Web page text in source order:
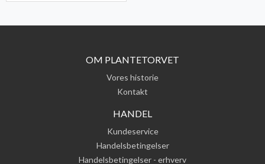
OM PLANTETORVET
Vores historie
Kontakt
HANDEL
Kundeservice
Handelsbetingelser
Handelsbetingelser - erhverv